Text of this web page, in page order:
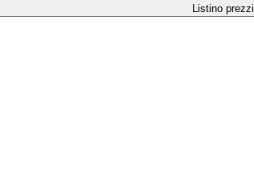
Listino prezzi